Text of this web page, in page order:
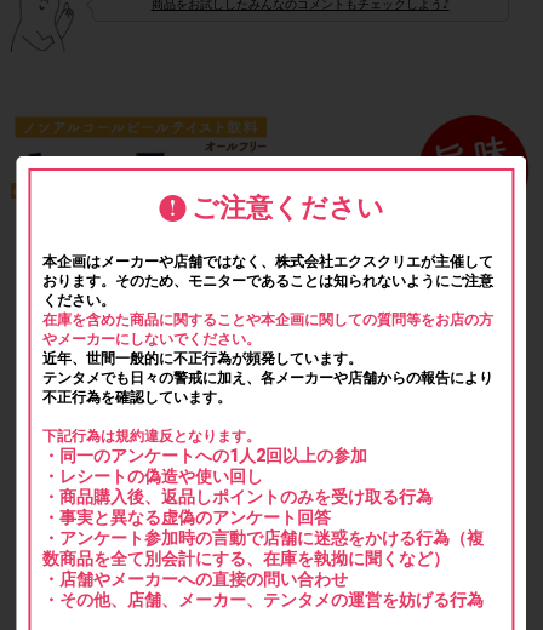
商品をお試ししたみんなのコメントもチェックしよう♪
ご注意ください
本企画はメーカーや店舗ではなく、株式会社エクスクリエが主催して
おります。そのため、モニターであることは知られないようにご注意
ください。
在庫を含めた商品に関することや本企画に関しての質問等をお店の方
やメーカーにしないでください。
近年、世間一般的に不正行為が頻発しています。
テンタメでも日々の警戒に加え、各メーカーや店舗からの報告により
不正行為を確認しています。
下記行為は規約違反となります。
・同一のアンケートへの1人2回以上の参加
・レシートの偽造や使い回し
・商品購入後、返品しポイントのみを受け取る行為
・事実と異なる虚偽のアンケート回答
・アンケート参加時の言動で店舗に迷惑をかける行為（複
数商品を全て別会計にする、在庫を執拗に聞くなど）
・店舗やメーカーへの直接の問い合わせ
・その他、店舗、メーカー、テンタメの運営を妨げる行為